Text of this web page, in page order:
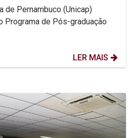
de Pernambuco (Unicap)
Programa de Pós-graduação
LER MAIS